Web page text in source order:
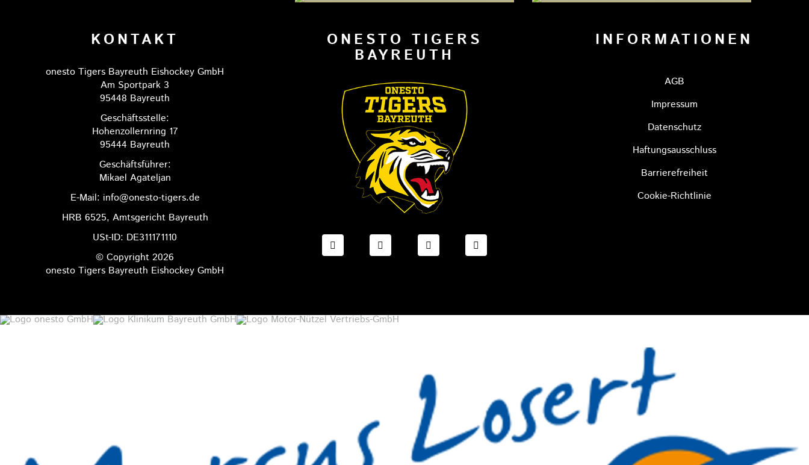
KONTAKT
onesto Tigers Bayreuth Eishockey GmbH
Am Sportpark 3
95448 Bayreuth
Geschäftsstelle:
Hohenzollernring 17
95444 Bayreuth
Geschäftsführer:
Mikael Agateljan
E-Mail: info@onesto-tigers.de
HRB 6525, Amtsgericht Bayreuth
USt-ID: DE311171110
© Copyright 2026
onesto Tigers Bayreuth Eishockey GmbH
ONESTO TIGERS
BAYREUTH
FACEBOOK ONESTO TIGERS BAYREUTH
INSTAGRAM ONESTO TIGERS BAYREUTH
TIKTOK ONESTO TIGERS BAYREUTH
INFORMATIONEN
AGB
Impressum
Datenschutz
Haftungsausschluss
Barrierefreiheit
Cookie-Richtlinie